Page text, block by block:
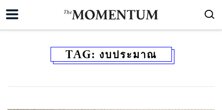
TAG: งบประมาณ